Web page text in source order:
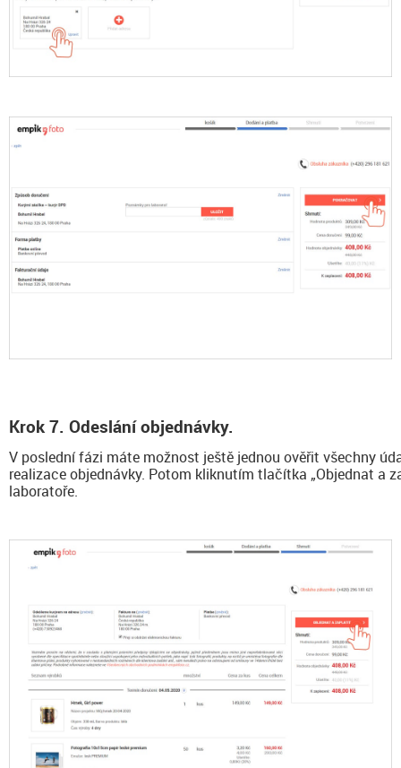
Krok 7. Odeslání objednávky.
V poslední fázi máte možnost ještě jednou ověřit všechny
realizace objednávky. Potom kliknutím tlačítka „Objednat a
laboratoře.